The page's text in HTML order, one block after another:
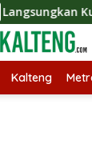
Kalteng